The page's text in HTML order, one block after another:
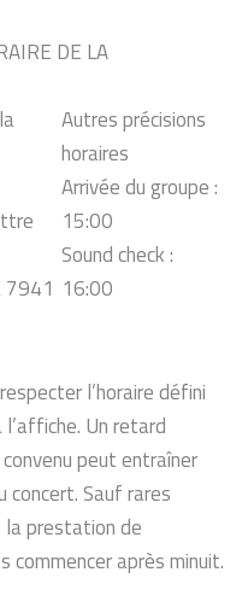
DE LA
7941
Autres précisions
horaires
Arrivée du groupe :
15:00
Sound check :
16:00
l’horaire défini
Un retard
peut entraîner
concert. Sauf rares
la prestation de
commencer après minuit.